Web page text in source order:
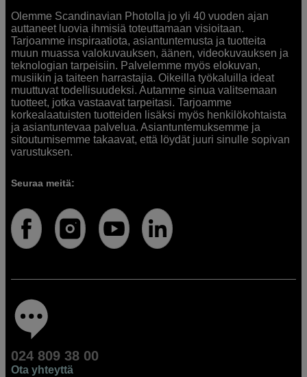
Olemme Scandinavian Photolla jo yli 40 vuoden ajan
auttaneet luovia ihmisiä toteuttamaan visioitaan.
Tarjoamme inspiraatiota, asiantuntemusta ja tuotteita
muun muassa valokuvauksen, äänen, videokuvauksen ja
teknologian tarpeisiin. Palvelemme myös elokuvan,
musiikin ja taiteen harrastajia. Oikeilla työkaluilla ideat
muuttuvat todellisuudeksi. Autamme sinua valitsemaan
tuotteet, jotka vastaavat tarpeitasi. Tarjoamme
korkealaatuisten tuotteiden lisäksi myös henkilökohtaista
ja asiantuntevaa palvelua. Asiantuntemuksemme ja
sitoutumisemme takaavat, että löydät juuri sinulle sopivan
varustuksen.
Seuraa meitä:
024 809 38 00
Ota yhteyttä